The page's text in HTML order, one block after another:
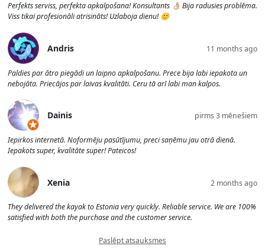
Perfekts serviss, perfekta apkalpošana! Konsultants 👌🏼 Bija radusies problēma.
Viss tikai profesionāli atrisināts! Uzlaboja dienu! 🙂
Andris 11 months ago
Paldies par ātro piegādi un laipno apkalpošanu. Prece bija labi iepakota un
nebojāta. Priecājos par laivas kvalitāti. Ceru tā arī labi man kalpos.
Dainis pirms 3 mēnešiem
Iepirkos internetā. Noformēju pasūtījumu, preci saņēmu jau otrā dienā.
Iepakots super, kvalitāte super! Pateicos!
Xenia 2 months ago
They delivered the kayak to Estonia very quickly. Reliable service. We are 100%
satisfied with both the purchase and the customer service.
Paslēpt atsauksmes